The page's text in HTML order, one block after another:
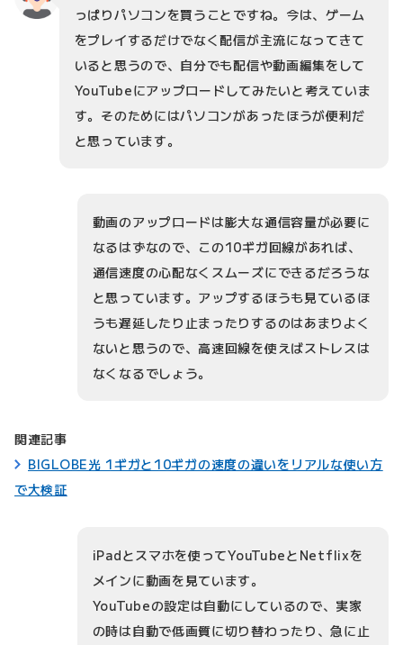
っぱりパソコンを買うことですね。今は、ゲーム
をプレイするだけでなく配信が主流になってきて
いると思うので、自分でも配信や動画編集をして
YouTubeにアップロードしてみたいと考えていま
す。そのためにはパソコンがあったほうが便利だ
と思っています。
動画のアップロードは膨大な通信容量が必要に
なるはずなので、この10ギガ回線があれば、
通信速度の心配なくスムーズにできるだろうな
と思っています。アップするほうも見ているほ
うも遅延したり止まったりするのはあまりよく
ないと思うので、高速回線を使えばストレスは
なくなるでしょう。
関連記事
BIGLOBE光 1ギガと10ギガの速度の違いをリアルな使い方
で大検証
iPadとスマホを使ってYouTubeとNetflixを
メインに動画を見ています。
YouTubeの設定は自動にしているので、実家
の時は自動で低画質に切り替わったり、急に止